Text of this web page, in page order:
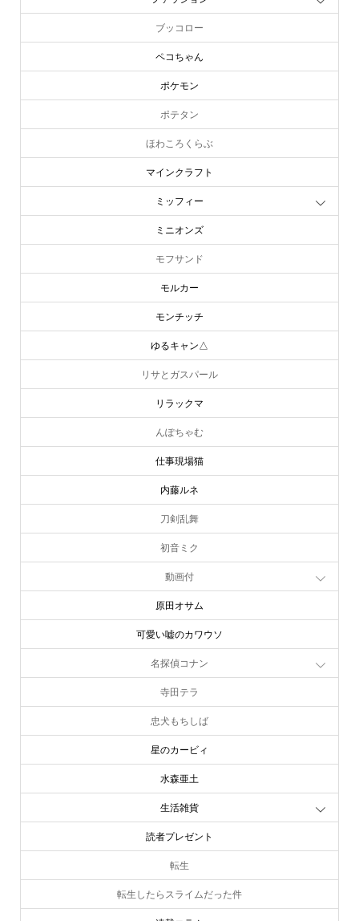
ブッコロー
ペコちゃん
ポケモン
ポテタン
ほわころくらぶ
マインクラフト
ミッフィー
ミニオンズ
モフサンド
モルカー
モンチッチ
ゆるキャン△
リサとガスパール
リラックマ
んぽちゃむ
仕事現場猫
内藤ルネ
刀剣乱舞
初音ミク
動画付
原田オサム
可愛い嘘のカワウソ
名探偵コナン
寺田テラ
忠犬もちしば
星のカービィ
水森亜土
生活雑貨
読者プレゼント
転生
転生したらスライムだった件
連載コラム